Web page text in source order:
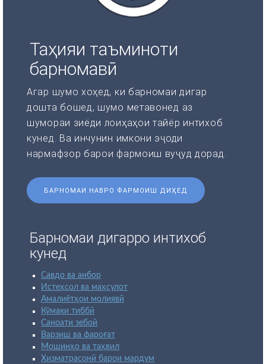
Таҳияи таъминоти
барномавӣ
Агар шумо хоҳед, ки барномаи дигар
дошта бошед, шумо метавонед аз
шумораи зиёди лоиҳаҳои тайёр интихоб
кунед. Ва инчунин имкони эҷоди
нармафзор барои фармоиш вуҷуд дорад.
БАРНОМАИ НАВРО ФАРМОИШ ДИҲЕД
Барномаи дигарро интихоб
кунед
Савдо ва анбор
Истеҳсол ва маҳсулот
Амалиётҳои молиявӣ
Кӯмаки тиббӣ
Саноати зебоӣ
Варзиш ва фароғат
Мошинҳо ва таҳвил
Хизматрасонӣ барои мардум